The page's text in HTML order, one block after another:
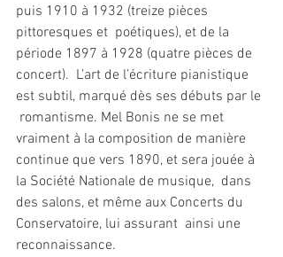
puis 1910 à 1932 (treize pièces
pittoresques et  poétiques), et de la
période 1897 à 1928 (quatre pièces de
concert).  L’art de l’écriture pianistique
est subtil, marqué dès ses débuts par le
romantisme. Mel Bonis ne se met
vraiment à la composition de manière
continue que vers 1890, et sera jouée à
la Société Nationale de musique,  dans
des salons, et même aux Concerts du
Conservatoire, lui assurant  ainsi une
reconnaissance.